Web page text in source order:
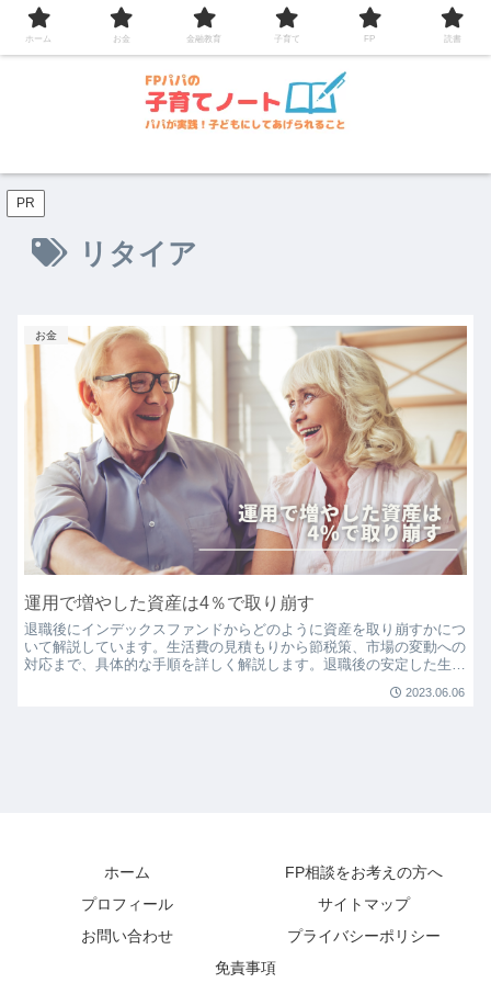
コンテンツへスキップ
PR
リタイア
お金
運用で増やした資産は4％で取り崩す
退職後にインデックスファンドからどのように資産を取り崩すかにつ
いて解説しています。生活費の見積もりから節税策、市場の変動への
対応まで、具体的な手順を詳しく解説します。退職後の安定した生活
2023.06.06
ホーム
FP相談をお考えの方へ
プロフィール
サイトマップ
お問い合わせ
プライバシーポリシー
免責事項
ホーム お金 金融教育 子育て FP 読書